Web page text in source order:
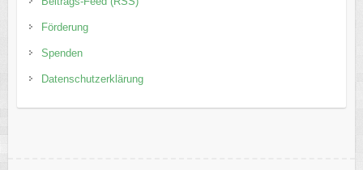
Förderung
Spenden
Datenschutzerklärung